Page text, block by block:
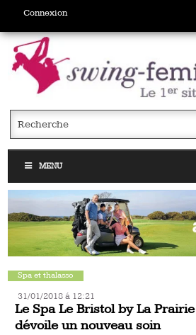
Connexion
MENU
Spa et thalasso
31/01/2018 á 12:21
Le Spa Le Bristol by La Prairie
dévoile un nouveau soin